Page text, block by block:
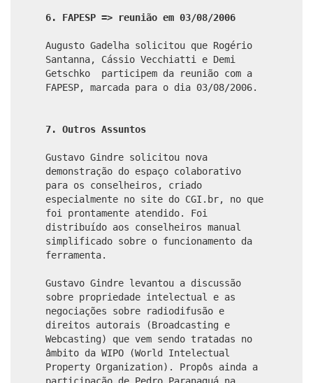
6. FAPESP => reunião em 03/08/2006
Augusto Gadelha solicitou que Rogério
Santanna, Cássio Vecchiatti e Demi
Getschko participem da reunião com a
FAPESP, marcada para o dia 03/08/2006.
7. Outros Assuntos
Gustavo Gindre solicitou nova
demonstração do espaço colaborativo
para os conselheiros, criado
especialmente no site do CGI.br, no que
foi prontamente atendido. Foi
distribuído aos conselheiros manual
simplificado sobre o funcionamento da
ferramenta.
Gustavo Gindre levantou a discussão
sobre propriedade intelectual e as
negociações sobre radiodifusão e
direitos autorais (Broadcasting e
Webcasting) que vem sendo tratadas no
âmbito da WIPO (World Intelectual
Property Organization). Propôs ainda a
participação de Pedro Paranaguá na